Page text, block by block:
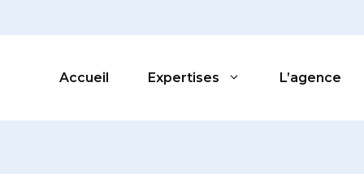
Accueil Expertises L’agence